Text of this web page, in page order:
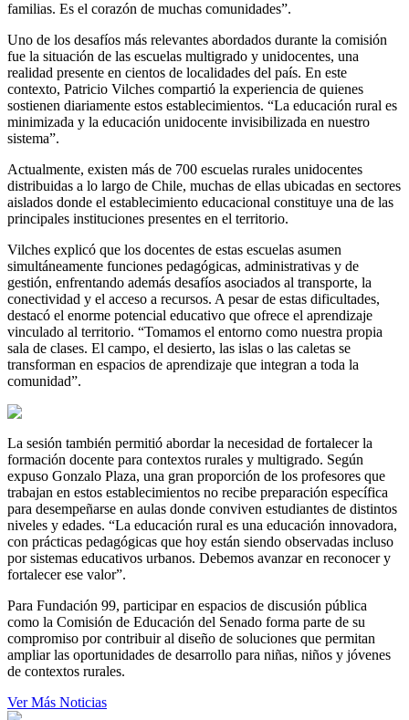
familias. Es el corazón de muchas comunidades”.
Uno de los desafíos más relevantes abordados durante la comisión
fue la situación de las escuelas multigrado y unidocentes, una
realidad presente en cientos de localidades del país. En este
contexto, Patricio Vilches compartió la experiencia de quienes
sostienen diariamente estos establecimientos. “La educación rural es
minimizada y la educación unidocente invisibilizada en nuestro
sistema”.
Actualmente, existen más de 700 escuelas rurales unidocentes
distribuidas a lo largo de Chile, muchas de ellas ubicadas en sectores
aislados donde el establecimiento educacional constituye una de las
principales instituciones presentes en el territorio.
Vilches explicó que los docentes de estas escuelas asumen
simultáneamente funciones pedagógicas, administrativas y de
gestión, enfrentando además desafíos asociados al transporte, la
conectividad y el acceso a recursos. A pesar de estas dificultades,
destacó el enorme potencial educativo que ofrece el aprendizaje
vinculado al territorio. “Tomamos el entorno como nuestra propia
sala de clases. El campo, el desierto, las islas o las caletas se
transforman en espacios de aprendizaje que integran a toda la
comunidad”.
La sesión también permitió abordar la necesidad de fortalecer la
formación docente para contextos rurales y multigrado. Según
expuso Gonzalo Plaza, una gran proporción de los profesores que
trabajan en estos establecimientos no recibe preparación específica
para desempeñarse en aulas donde conviven estudiantes de distintos
niveles y edades. “La educación rural es una educación innovadora,
con prácticas pedagógicas que hoy están siendo observadas incluso
por sistemas educativos urbanos. Debemos avanzar en reconocer y
fortalecer ese valor”.
Para Fundación 99, participar en espacios de discusión pública
como la Comisión de Educación del Senado forma parte de su
compromiso por contribuir al diseño de soluciones que permitan
ampliar las oportunidades de desarrollo para niñas, niños y jóvenes
de contextos rurales.
Ver Más Noticias